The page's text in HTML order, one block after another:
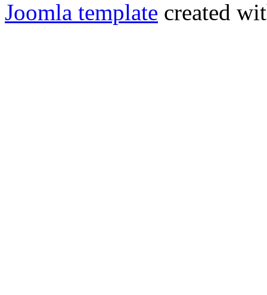
Joomla template created